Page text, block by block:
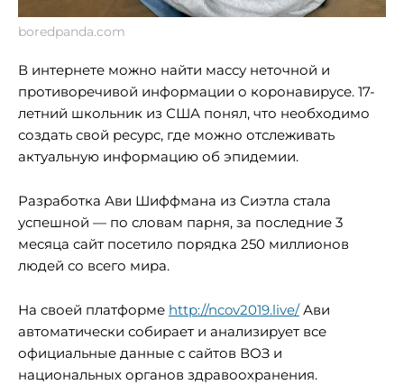
boredpanda.com
В интернете можно найти массу неточной и
противоречивой информации о коронавирусе. 17-
летний школьник из США понял, что необходимо
создать свой ресурс, где можно отслеживать
актуальную информацию об эпидемии.
Разработка Ави Шиффмана из Сиэтла стала
успешной — по словам парня, за последние 3
месяца сайт посетило порядка 250 миллионов
людей со всего мира.
На своей платформе http://ncov2019.live/Ави
автоматически собирает и анализирует все
официальные данные с сайтов ВОЗ и
национальных органов здравоохранения.